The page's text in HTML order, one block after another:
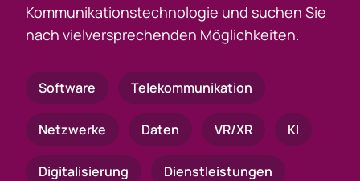
Kommunikationstechnologie und suchen Sie
nach vielversprechenden Möglichkeiten.
Software Telekommunikation
Netzwerke Daten VR/XR KI
Digitalisierung Dienstleistungen